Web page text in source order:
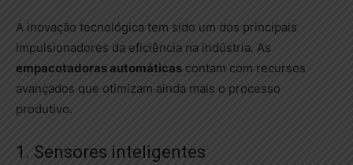
A inovação tecnológica tem sido um dos principais
impulsionadores da eficiência na indústria. As
empacotadoras automáticas contam com recursos
avançados que otimizam ainda mais o processo
produtivo.
1. Sensores inteligentes